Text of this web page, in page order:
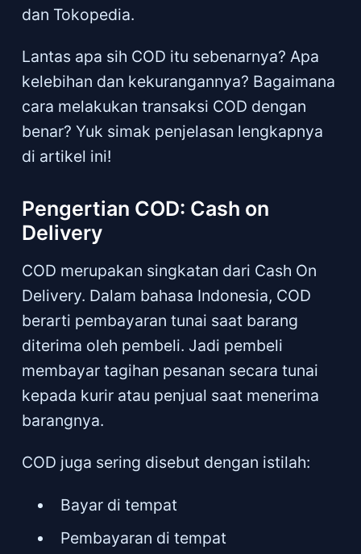
dan Tokopedia.
Lantas apa sih COD itu sebenarnya? Apa
kelebihan dan kekurangannya? Bagaimana
cara melakukan transaksi COD dengan
benar? Yuk simak penjelasan lengkapnya
di artikel ini!
Pengertian COD: Cash on
Delivery
COD merupakan singkatan dari Cash On
Delivery. Dalam bahasa Indonesia, COD
berarti pembayaran tunai saat barang
diterima oleh pembeli. Jadi pembeli
membayar tagihan pesanan secara tunai
kepada kurir atau penjual saat menerima
barangnya.
COD juga sering disebut dengan istilah:
Bayar di tempat
Pembayaran di tempat